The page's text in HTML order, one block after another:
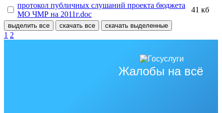
протокол публичных слушаний проекта бюджета
МО ЧМР на 2011г.doc
41 кб
выделить все скачать все скачать выделенные
1 2
Жалобы на всё